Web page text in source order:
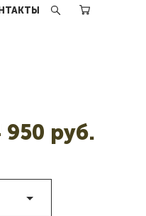
950 pуб.